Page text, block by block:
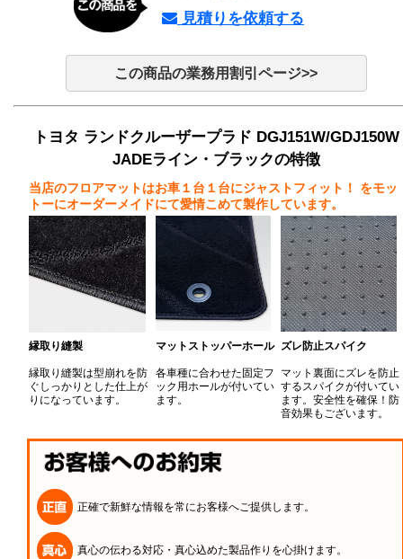
見積りを依頼する
この商品の業務用割引ページ>>
トヨタ ランドクルーザープラド DGJ151W/GDJ150W
JADEライン・ブラックの特徴
当店のフロアマットはお車１台１台にジャストフィット！
をモッ
トーにオーダーメイドにて愛情こめて製作しています。
縁取り縫製
縁取り縫製は型崩れを防
ぐしっかりとした仕上が
りになっています。
マットストッパーホール
各車種に合わせた固定フ
ック用ホールが付いてい
ます。
ズレ防止スパイク
マット裏面にズレを防止
するスパイクが付いてい
ます。安全性を確保！防
音効果もございます。
正確で新鮮な情報を常にお客様へご提供します。
真心の伝わる対応・真心込めた製品作りを心掛けます。